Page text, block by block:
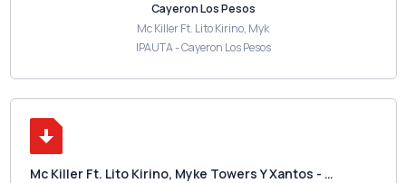
Cayeron Los Pesos
Mc Killer Ft. Lito Kirino, Myk
IPAUTA - Cayeron Los Pesos
Mc Killer Ft. Lito Kirino, Myke Towers Y Xantos - …